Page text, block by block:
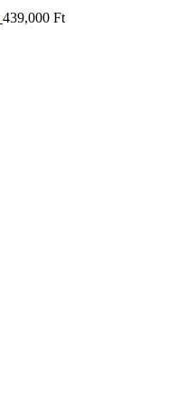
439,000 Ft